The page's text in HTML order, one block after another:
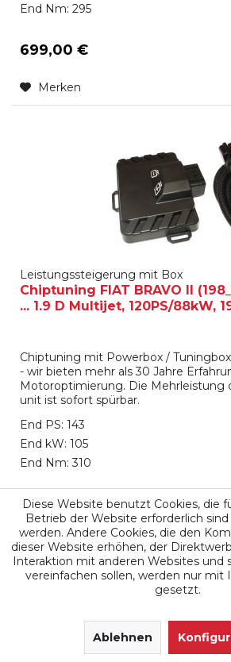
End Nm: 295
699,00 €
Merken
Leistungssteigerung mit Box
Chiptuning FIAT BRAVO II
... 1.9 D Multijet, 120PS/88kW,
Chiptuning mit Powerbox /
- wir bieten mehr als 30 Jahre
Motoroptimierung. Die Mehrleistung
unit ist sofort spürbar.
End PS: 143
End kW: 105
End Nm: 310
699,00 €
Merken
Diese Website benutzt Cookies, die
Betrieb der Website erforderlich
werden. Andere Cookies, die den
dieser Website erhöhen, der
Interaktion mit anderen Websites und
vereinfachen sollen, werden nur mit
gesetzt.
Ablehnen
SEHR GUT (4.9 / 5)
Bewertungen bei: google.de,
Informationen zur Echtheit der Bewertungen